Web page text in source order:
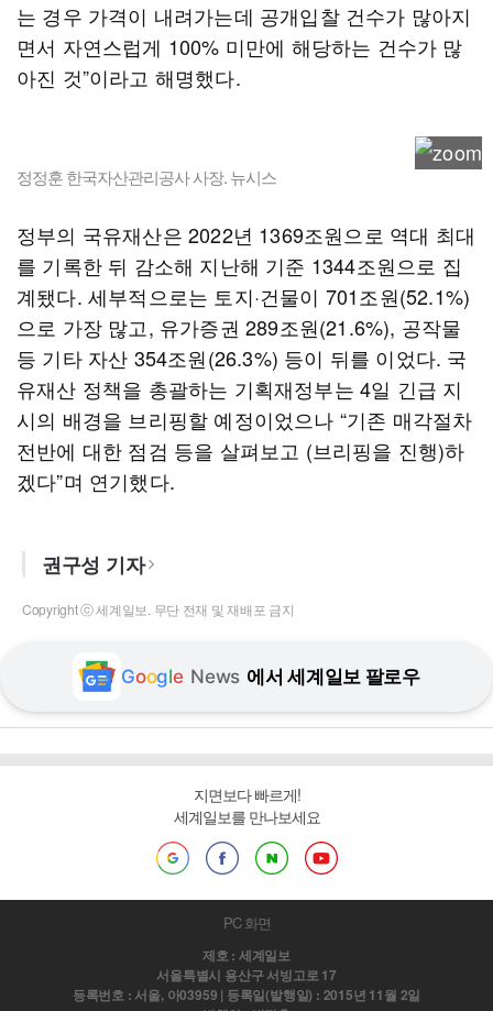
는 경우 가격이 내려가는데 공개입찰 건수가 많아지
면서 자연스럽게 100% 미만에 해당하는 건수가 많
아진 것”이라고 해명했다.
정정훈 한국자산관리공사 사장. 뉴시스
정부의 국유재산은 2022년 1369조원으로 역대 최대
를 기록한 뒤 감소해 지난해 기준 1344조원으로 집
계됐다. 세부적으로는 토지·건물이 701조원(52.1%)
으로 가장 많고, 유가증권 289조원(21.6%), 공작물
등 기타 자산 354조원(26.3%) 등이 뒤를 이었다. 국
유재산 정책을 총괄하는 기획재정부는 4일 긴급 지
시의 배경을 브리핑할 예정이었으나 “기존 매각절차
전반에 대한 점검 등을 살펴보고 (브리핑을 진행)하
겠다”며 연기했다.
권구성 기자
Copyright ⓒ 세계일보. 무단 전재 및 재배포 금지
Google News 에서 세계일보 팔로우
지면보다 빠르게!
세계일보를 만나보세요
PC 화면
제호 : 세계일보
서울특별시 용산구 서빙고로 17
등록번호 : 서울, 아03959 | 등록일(발행일) : 2015년 11월 2일